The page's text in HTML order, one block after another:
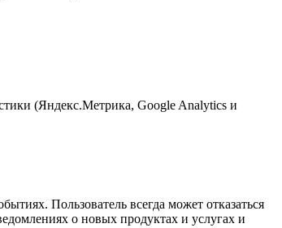
(Яндекс.Метрика, Google Analytics и
Пользователь всегда может отказаться
о новых продуктах и услугах и